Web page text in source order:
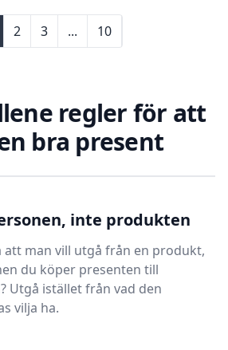
2 3 ... 10
regler för att
bra present
inte produkten
man vill utgå från en produkt,
du köper presenten till
Utgå istället från vad den
vilja ha.